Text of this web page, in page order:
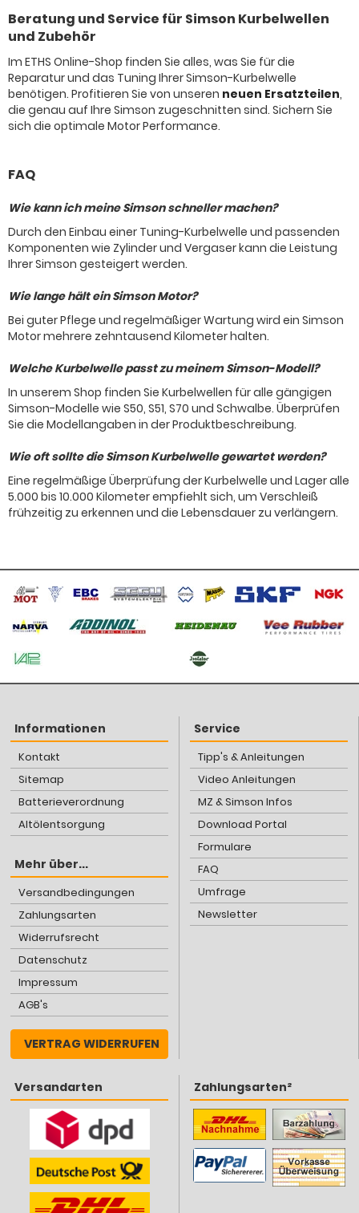
Beratung und Service für Simson Kurbelwellen
und Zubehör
Im ETHS Online-Shop finden Sie alles, was Sie für die
Reparatur und das Tuning Ihrer Simson-Kurbelwelle
benötigen. Profitieren Sie von unseren neuen Ersatzteilen,
die genau auf Ihre Simson zugeschnitten sind. Sichern Sie
sich die optimale Motor Performance.
FAQ
Wie kann ich meine Simson schneller machen?
Durch den Einbau einer Tuning-Kurbelwelle und passenden
Komponenten wie Zylinder und Vergaser kann die Leistung
Ihrer Simson gesteigert werden.
Wie lange hält ein Simson Motor?
Bei guter Pflege und regelmäßiger Wartung wird ein Simson
Motor mehrere zehntausend Kilometer halten.
Welche Kurbelwelle passt zu meinem Simson-Modell?
In unserem Shop finden Sie Kurbelwellen für alle gängigen
Simson-Modelle wie S50, S51, S70 und Schwalbe. Überprüfen
Sie die Modellangaben in der Produktbeschreibung.
Wie oft sollte die Simson Kurbelwelle gewartet werden?
Eine regelmäßige Überprüfung der Kurbelwelle und Lager alle
5.000 bis 10.000 Kilometer empfiehlt sich, um Verschleiß
frühzeitig zu erkennen und die Lebensdauer zu verlängern.
Informationen
Kontakt
Sitemap
Batterieverordnung
Altölentsorgung
Mehr über...
Versandbedingungen
Zahlungsarten
Widerrufsrecht
Datenschutz
Impressum
AGB's
VERTRAG WIDERRUFEN
Service
Tipp's & Anleitungen
Video Anleitungen
MZ & Simson Infos
Download Portal
Formulare
FAQ
Umfrage
Newsletter
Versandarten Zahlungsarten²